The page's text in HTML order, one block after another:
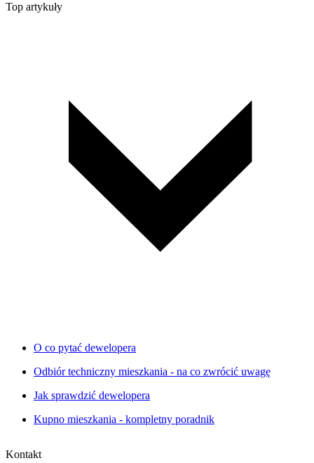
Top artykuły
O co pytać dewelopera
Odbiór techniczny mieszkania - na co zwrócić uwagę
Jak sprawdzić dewelopera
Kupno mieszkania - kompletny poradnik
Kontakt